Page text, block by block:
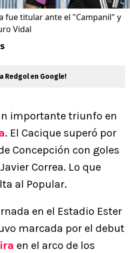
fue titular ante el "Campanil" y
Vidal
Redgol en Google!
importante triunfo en
. El Cacique superó por
Concepción con goles
Correa. Lo que
al Popular.
en el Estadio Ester
marcada por el debut
en el arco de los